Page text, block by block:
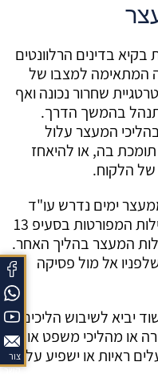
צור
קשר
בקיא בדינים הרלוונטים
המתאימה למצבו של
שחרור נכונה ואף
בהמשך הדרך.
המעצר עלול
בה, או להיאחז
של הלקוח.
ימים נדרש עו"ד
להיות בקיא היטב בכל אחת מהעילות המפורטות בסעיפ 13
המעצר בהליך האחר.
אל מול פסיקה
יביא לשיבוש הליכים,
או מהליכי משפט או
ראיות או ישפיע על